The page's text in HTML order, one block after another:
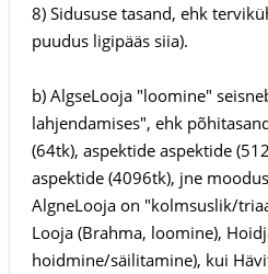
8) Sidususe tasand, ehk
puudus ligipääs siia).
b) AlgseLooja "loomine"
lahjendamises", ehk
(64tk), aspektide aspektide
aspektide (4096tk), jne
AlgneLooja on "kolmsuslik/
Looja (Brahma, loomine),
hoidmine/säilitamine), kui